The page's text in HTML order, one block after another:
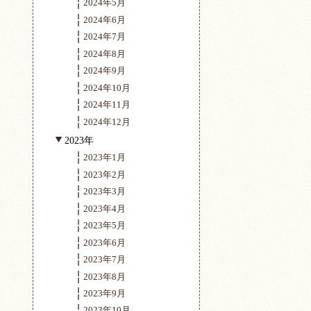
2024年5月
2024年6月
2024年7月
2024年8月
2024年9月
2024年10月
2024年11月
2024年12月
2023年
2023年1月
2023年2月
2023年3月
2023年4月
2023年5月
2023年6月
2023年7月
2023年8月
2023年9月